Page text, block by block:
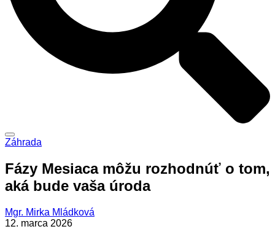
Záhrada
Fázy Mesiaca môžu rozhodnúť o tom,
aká bude vaša úroda
Mgr. Mirka Mládková
12. marca 2026